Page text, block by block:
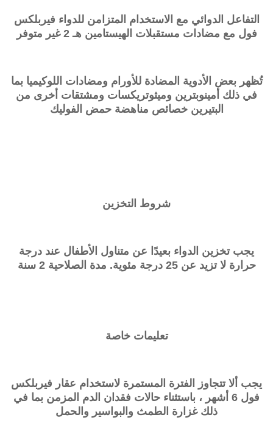
التفاعل الدوائي مع الاستخدام المتزامن للدواء فيربلكس
فول مع مضادات مستقبلات الهيستامين هـ 2 غير متوفر
تُظهر بعض الأدوية المضادة للأورام ومضادات اللوكيميا بما
في ذلك أمينوبترين وميثوتريكسات ومشتقات أخرى من
البتيرين خصائص مناهضة حمض الفوليك
شروط التخزين
يجب تخزين الدواء بعيدًا عن متناول الأطفال عند درجة
حرارة لا تزيد عن 25 درجة مئوية. مدة الصلاحية 2 سنة
تعليمات خاصة
يجب ألا تتجاوز الفترة المستمرة لاستخدام عقار فيربلكس
فول
6 أشهر ، باستثناء حالات فقدان الدم المزمن بما في
ذلك غزارة الطمث والبواسير والحمل